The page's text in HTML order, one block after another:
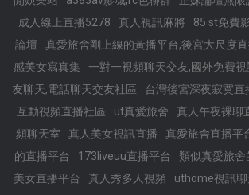
成人線上直播5278
真人視訊麻將
85 st免費
論壇
真愛旅舍剛上線的黃播平台,後宮大尺度
感美女寫真集
一對一視頻聊天交友,國外免費視
友聊天,電話聊天交友社區
台灣後宮深夜寂寞直
互動視頻直播社區
ut真愛旅舍 真人午夜裸聊
頻聊天室
真人美女視訊直播 真愛旅舍直播平
的直播平台
173liveuu直播平台 類似真愛旅舍
美女直播平台
真人秀多人視頻 uthome視訊